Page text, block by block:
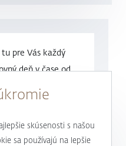
pre Vás každý
deň v časeod
17.00 hod.
900 500
skúsenosti s našou
sa používajú na lepšie